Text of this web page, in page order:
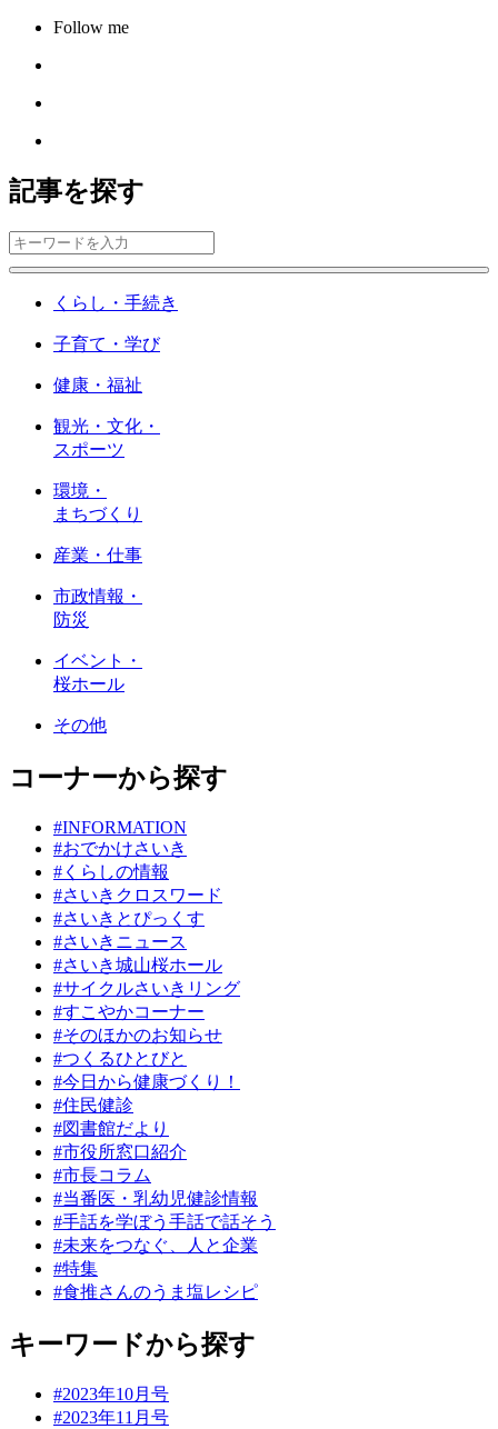
Follow me
記事を探す
くらし・手続き
子育て・学び
健康・福祉
観光・文化・
スポーツ
環境・
まちづくり
産業・仕事
市政情報・
防災
イベント・
桜ホール
その他
コーナーから探す
#INFORMATION
#おでかけさいき
#くらしの情報
#さいきクロスワード
#さいきとぴっくす
#さいきニュース
#さいき城山桜ホール
#サイクルさいきリング
#すこやかコーナー
#そのほかのお知らせ
#つくるひとびと
#今日から健康づくり！
#住民健診
#図書館だより
#市役所窓口紹介
#市長コラム
#当番医・乳幼児健診情報
#手話を学ぼう手話で話そう
#未来をつなぐ、人と企業
#特集
#食推さんのうま塩レシピ
キーワードから探す
#2023年10月号
#2023年11月号